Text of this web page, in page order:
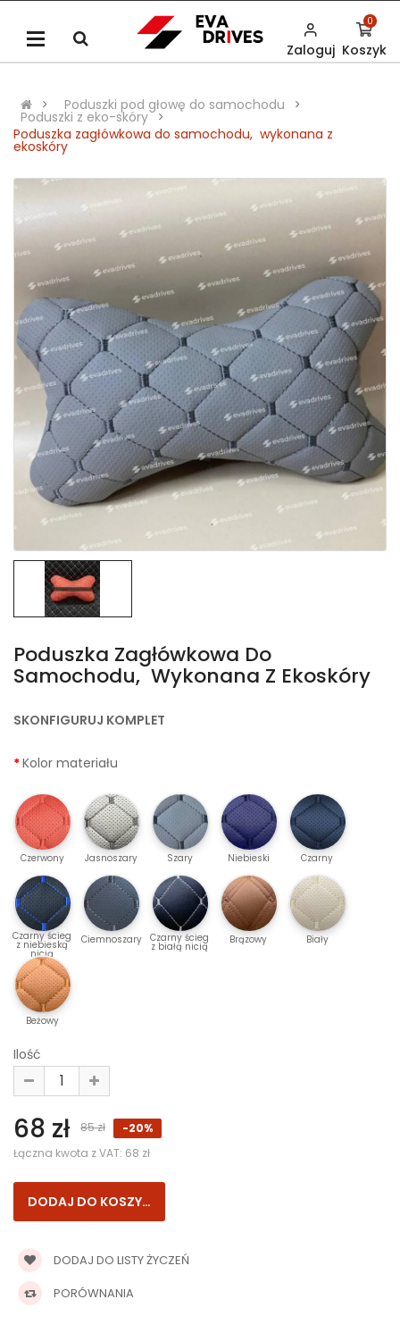
Zaloguj Koszyk
0
Poduszki pod głowę do samochodu
Poduszki z eko-skóry
Poduszka zagłówkowa do samochodu, wykonana z
ekoskóry
Poduszka Zagłówkowa Do
Samochodu, Wykonana Z Ekoskóry
SKONFIGURUJ KOMPLET
Kolor materiału
Czerwony Jasnoszary Szary Niebieski Czarny
Czarny ścieg
z niebieską
nicią
Ciemnoszary Czarny ścieg
z białą nicią
Brązowy Biały
Beżowy
Ilość
68 zł 85 zł
-20%
Łączna kwota z VAT: 68 zł
DODAJ DO LISTY ŻYCZEŃ
PORÓWNANIA